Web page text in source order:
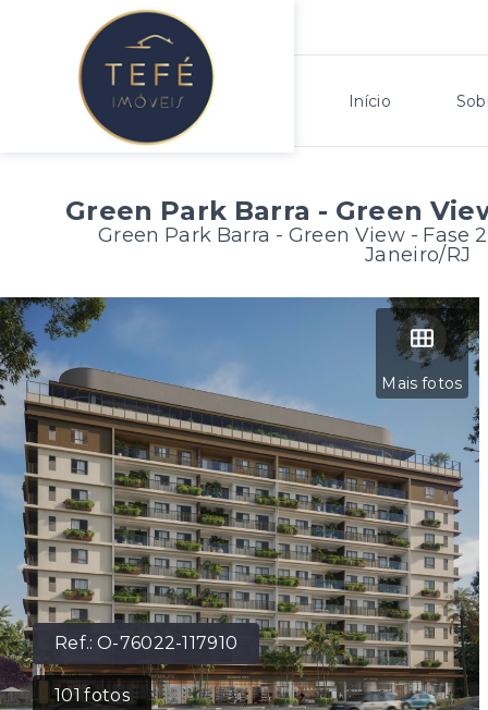
Início
Green Park Barra - Green
Green Park Barra - Green View - Fase
Janeiro/RJ
Ref.:O-76022-117910
101 fotos
Mais fotos